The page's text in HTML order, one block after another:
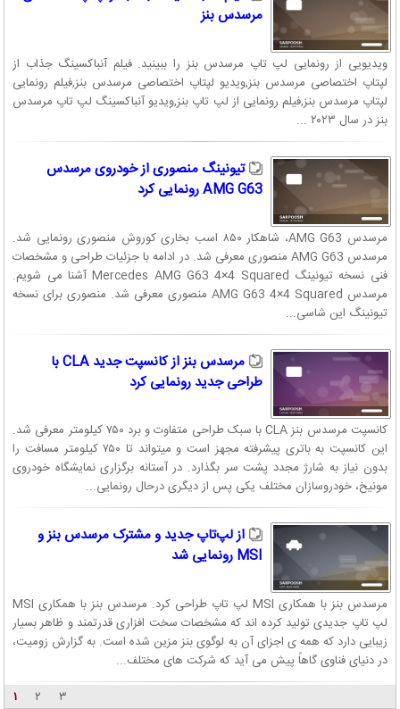
مرسدس بنز
ویدیویی از رونمایی لپ تاپ مرسدس بنز را ببینید. فیلم آنباکسینگ جذاب از
لپتاپ اختصاصی مرسدس بنز,ویدیو لپتاپ اختصاصی مرسدس بنز,فیلم رونمایی
لپتاپ مرسدس بنز,فیلم رونمایی از لپ تاپ بنز,ویدیو آنباکسینگ لپ تاپ مرسدس
بنز در سال ۲۰۲۳ ...
تیونینگ منصوری از خودروی مرسدس
AMG G63 رونمایی کرد
مرسدس AMG G63، شاهکار ۸۵۰ اسب بخاری کوروش منصوری رونمایی شد.
مرسدس AMG G63 منصوری معرفی شد. در ادامه با جزئیات طراحی و مشخصات
فنی نسخه تیونینگ Mercedes AMG G63 4×4 Squared آشنا می شویم.
مرسدس AMG G63 4×4 Squared منصوری معرفی شد. منصوری برای نسخه
تیونینگ این شاسی...
مرسدس بنز از کانسپت جدید CLA با
طراحی جدید رونمایی کرد
کانسپت مرسدس بنز CLA با سبک طراحی متفاوت و برد ۷۵۰ کیلومتر معرفی شد.
این کانسپت به باتری پیشرفته مجهز است و میتواند تا ۷۵۰ کیلومتر مسافت را
بدون نیاز به شارژ مجدد پشت سر بگذارد. در آستانه برگزاری نمایشگاه خودروی
مونیخ، خودروسازان مختلف یکی پس از دیگری درحال رونمایی...
از لپ‌تاپ جدید و مشترک مرسدس بنز و
MSI رونمایی شد
مرسدس بنز با همکاری MSI لپ تاپ طراحی کرد. مرسدس بنز با همکاری MSI
لپ تاپ جدیدی تولید کرده اند که مشخصات سخت افزاری قدرتمند و ظاهر بسیار
زیبایی دارد که همه ی اجزای آن به لوگوی بنز مزین شده است. به گزارش زومیت،
در دنیای فناوی گاهاً پیش می آید که شرکت های مختلف...
۱
۲ ۳